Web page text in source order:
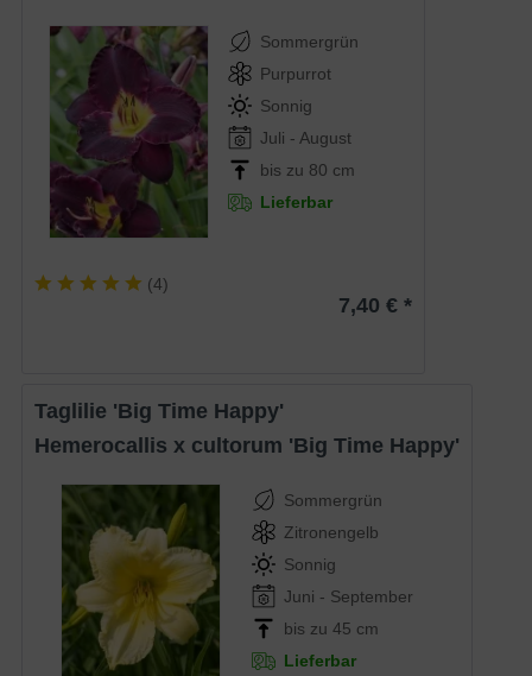
Sommergrün
Purpurrot
Sonnig
Juli - August
bis zu 80 cm
Lieferbar
(4)
7,40 € *
Taglilie 'Big Time Happy'
Hemerocallis x cultorum 'Big Time Happy'
Sommergrün
Zitronengelb
Sonnig
Juni - September
bis zu 45 cm
Lieferbar